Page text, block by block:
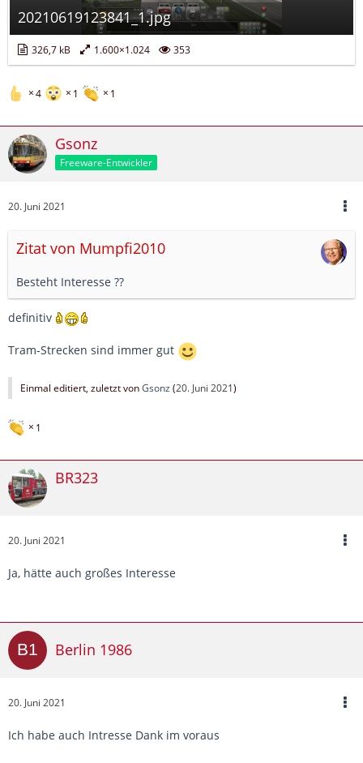
20210619123841_1.jpg
326,7 kB 1.600×1.024 353
4 1 1
Gsonz
Freeware-Entwickler
20. Juni 2021
Zitat von Mumpfi2010
Besteht Interesse ??
definitiv
Tram-Strecken sind immer gut
Einmal editiert, zuletzt vonGsonz (20. Juni 2021)
1
BR323
20. Juni 2021
Ja, hätte auch großes Interesse
Berlin 1986
20. Juni 2021
Ich habe auch Intresse Dank im voraus